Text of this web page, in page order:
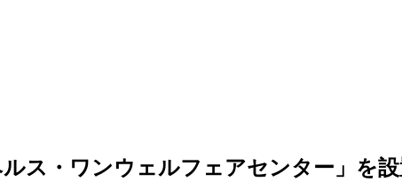
ス・ワンウェルフェアセンター」を